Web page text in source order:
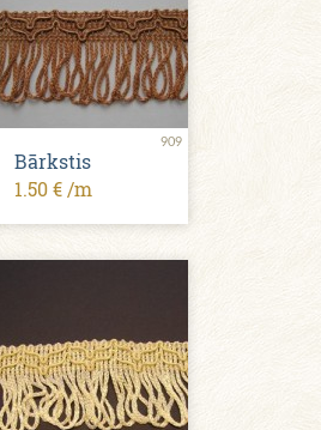
909
Bārkstis
1.50 € /m